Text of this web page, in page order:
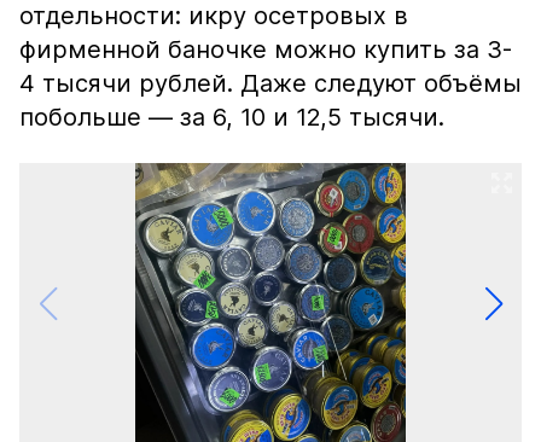
отдельности: икру осетровых в
фирменной баночке можно купить за 3-
4 тысячи рублей. Даже следуют объёмы
побольше — за 6, 10 и 12,5 тысячи.